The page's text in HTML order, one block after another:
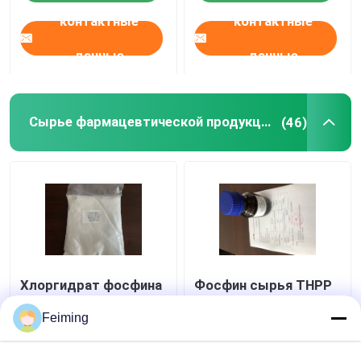
контактные
данные
контактные
данные
Сырье фармацевтической продукции (46)
Хлоргидрат фосфина
HCL Tris CAS 51805-
45-9 TCEP (2-
Carboxyethyl)
Фосфин сырья THPP
Feiming